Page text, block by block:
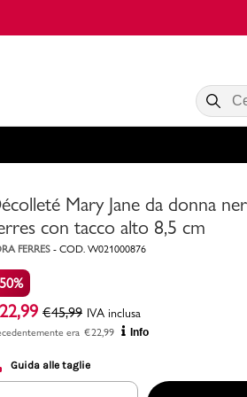
Acquista ora
VALIGIE CIAK
Consigli
Mary Jane da donna
con tacco alto 8,5 cm
FERRES - COD. W021000876
22,99 €45,99 IVA inclusa
era €22,99 Info
Guida alle taglie